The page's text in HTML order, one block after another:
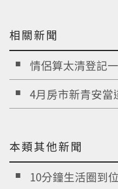
相關新聞
情侶算太清登記
4月房市新青安當
本類其他新聞
10分鐘生活圈到